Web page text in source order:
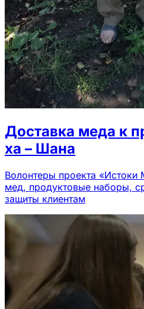
Доставка меда к
ха – Шана
Волонтеры проекта «Истоки
мед, продуктовые наборы,
защиты клиентам